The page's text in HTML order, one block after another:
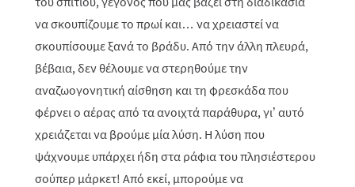
να σκουπίζουμε το πρωί και… να χρειαστεί να
σκουπίσουμε ξανά το βράδυ. Από την άλλη πλευρά,
βέβαια, δεν θέλουμε να στερηθούμε την
αναζωογονητική αίσθηση και τη φρεσκάδα που
φέρνει ο αέρας από τα ανοιχτά παράθυρα, γι’ αυτό
χρειάζεται να βρούμε μία λύση. Η λύση που
ψάχνουμε υπάρχει ήδη στα ράφια του πλησιέστερου
σούπερ μάρκετ! Από εκεί, μπορούμε να